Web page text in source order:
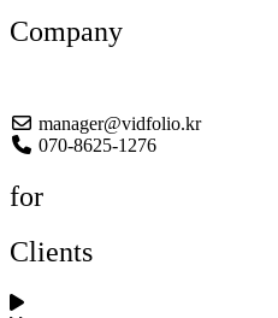
Company
manager@vidfolio.kr
070-8625-1276
for
Clients